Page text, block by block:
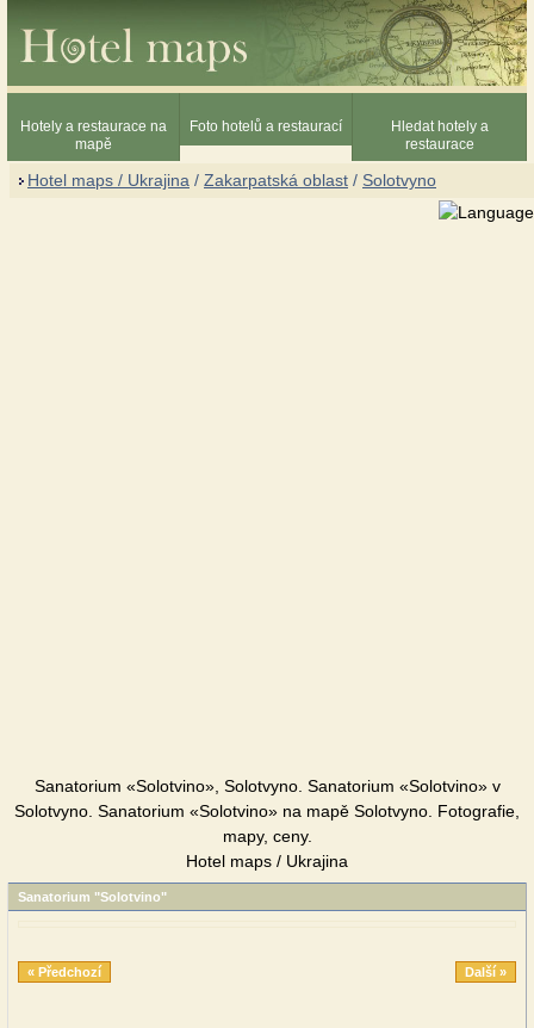
Hotely a restaurace na
mapě
Foto hotelů a restaurací
Hledat hotely a
restaurace
Hotel maps / Ukrajina / Zakarpatská oblast / Solotvyno
Sanatorium «Solotvino», Solotvyno. Sanatorium «Solotvino» v
Solotvyno. Sanatorium «Solotvino» na mapě Solotvyno. Fotografie,
mapy, ceny.
Hotel maps / Ukrajina
Sanatorium "Solotvino"
« Předchozí Další »